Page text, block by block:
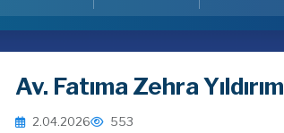
Av. Fatıma Zehra
2.04.2026 553